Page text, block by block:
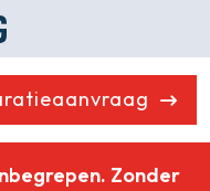
Zonder